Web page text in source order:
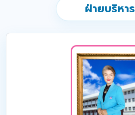
ฝ่ายบริหาร